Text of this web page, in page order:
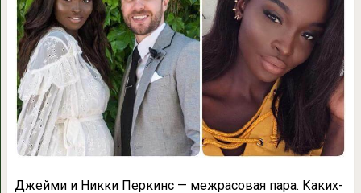
Джейми и Никки Перкинс — межрасовая пара. Каких-